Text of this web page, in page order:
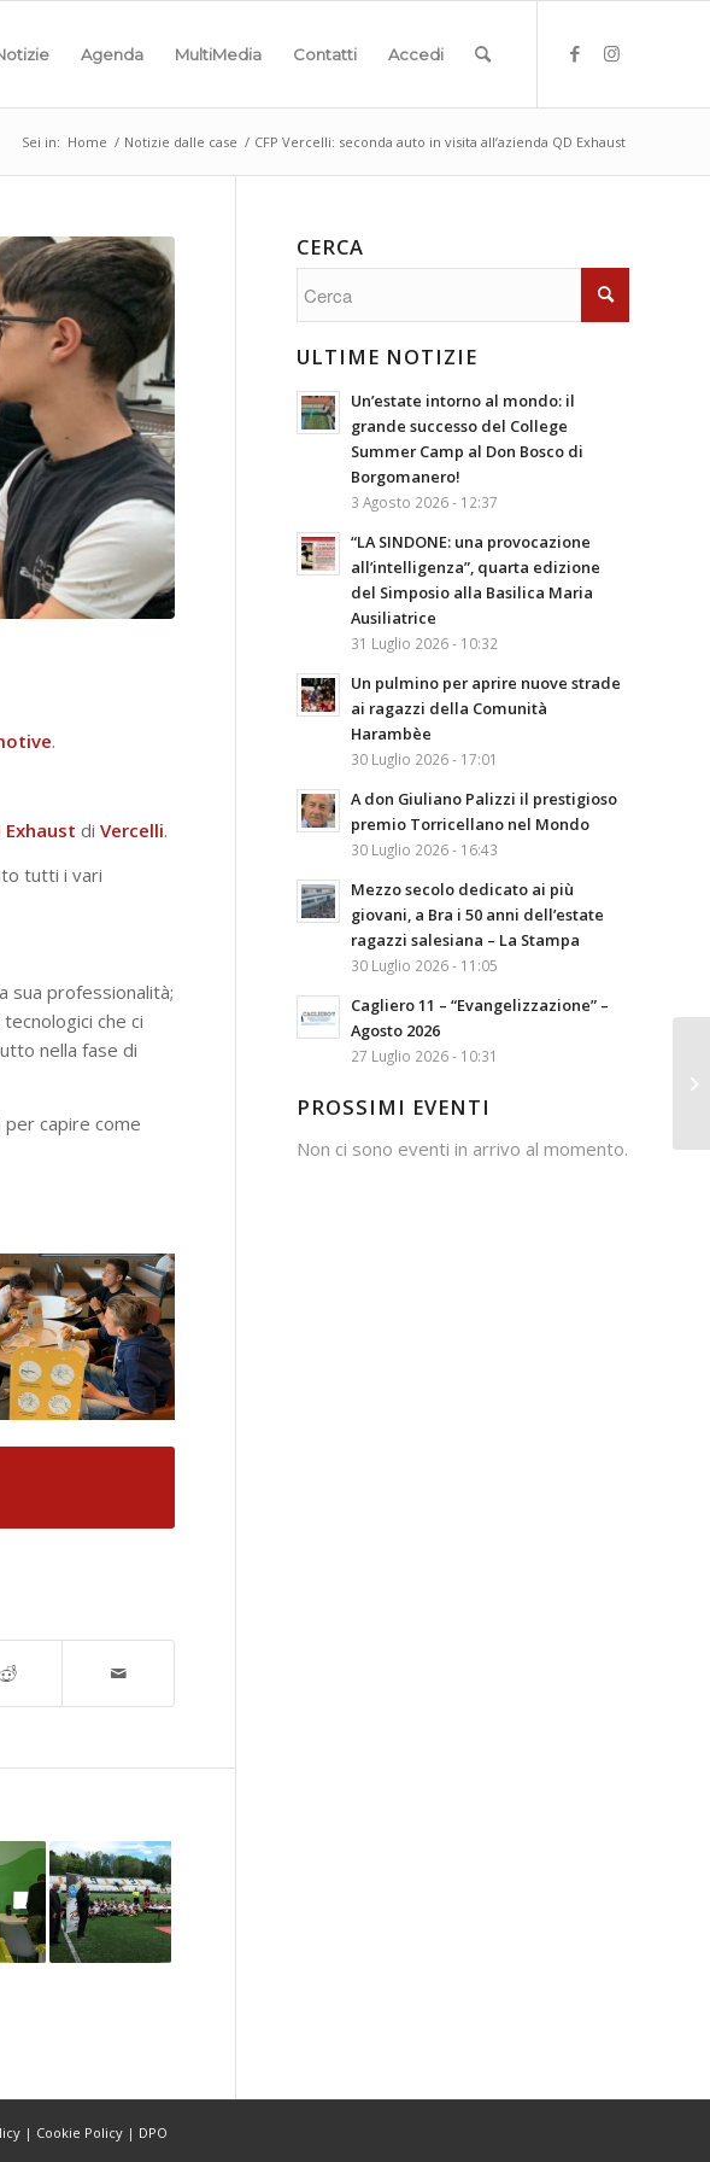
Agenda MultiMedia Contatti Accedi
Sei in: Home / Notizie dalle case / CFP Vercelli: seconda auto in visita all’azienda QD Exhaust
.
Exhaust di Vercelli.
tutti i vari
sua professionalità;
che ci
nella fase di
per capire come
CERCA
ULTIME NOTIZIE
Un’estate intorno al mondo: il
grande successo del College
Summer Camp al Don Bosco di
Borgomanero!
3 Agosto 2026 - 12:37
“LA SINDONE: una provocazione
all’intelligenza”, quarta edizione
del Simposio alla Basilica Maria
Ausiliatrice
31 Luglio 2026 - 10:32
Un pulmino per aprire nuove strade
ai ragazzi della Comunità
Harambèe
30 Luglio 2026 - 17:01
A don Giuliano Palizzi il prestigioso
premio Torricellano nel Mondo
30 Luglio 2026 - 16:43
Mezzo secolo dedicato ai più
giovani, a Bra i 50 anni dell’estate
ragazzi salesiana – La Stampa
30 Luglio 2026 - 11:05
Cagliero 11 – “Evangelizzazione” –
Agosto 2026
27 Luglio 2026 - 10:31
PROSSIMI EVENTI
Non ci sono eventi in arrivo al momento.
| Cookie Policy | DPO